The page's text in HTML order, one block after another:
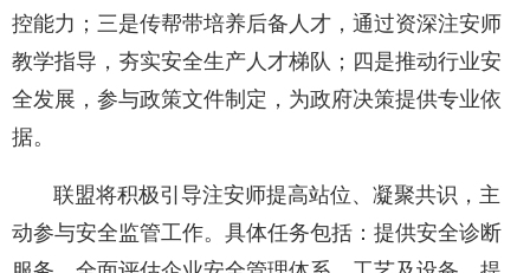
控能力；三是传帮带培养后备人才，通过资深注安师
教学指导，夯实安全生产人才梯队；四是推动行业安
全发展，参与政策文件制定，为政府决策提供专业依
据。
联盟将积极引导注安师提高站位、凝聚共识，主
动参与安全监管工作。具体任务包括：提供安全诊断